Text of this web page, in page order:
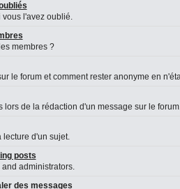
l'avez oublié.
membres ?
le forum et comment rester anonyme en
de la rédaction d'un message sur le
d'un sujet.
posts
administrators.
des messages